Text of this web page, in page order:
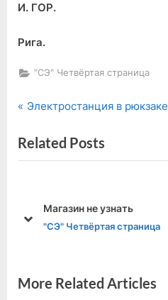
И. ГОР.
Рига.
"СЭ" Четвёртая страница
Навигация
по
записям
P
e
v
u
s
Электростанция в рюкзаке
Related Posts
страница
prev
next
More Related Articles